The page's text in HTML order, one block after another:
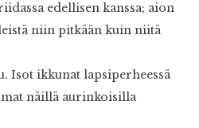
edellisen kanssa; aion
niin pitkään kuin niitä
Isot ikkunat lapsiperheessä
näillä aurinkoisilla